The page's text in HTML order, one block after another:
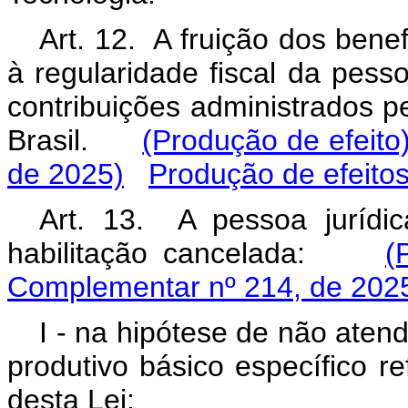
Art. 12. A fruição dos
à regularidade fiscal da
contribuições administrados
Brasil. (Produção de
de 2025)
Produção de
Art. 13. A pessoa
habilitação cancelada:
Complementar nº 214, de
I - na hipótese de não
produtivo básico específico
desta Lei;